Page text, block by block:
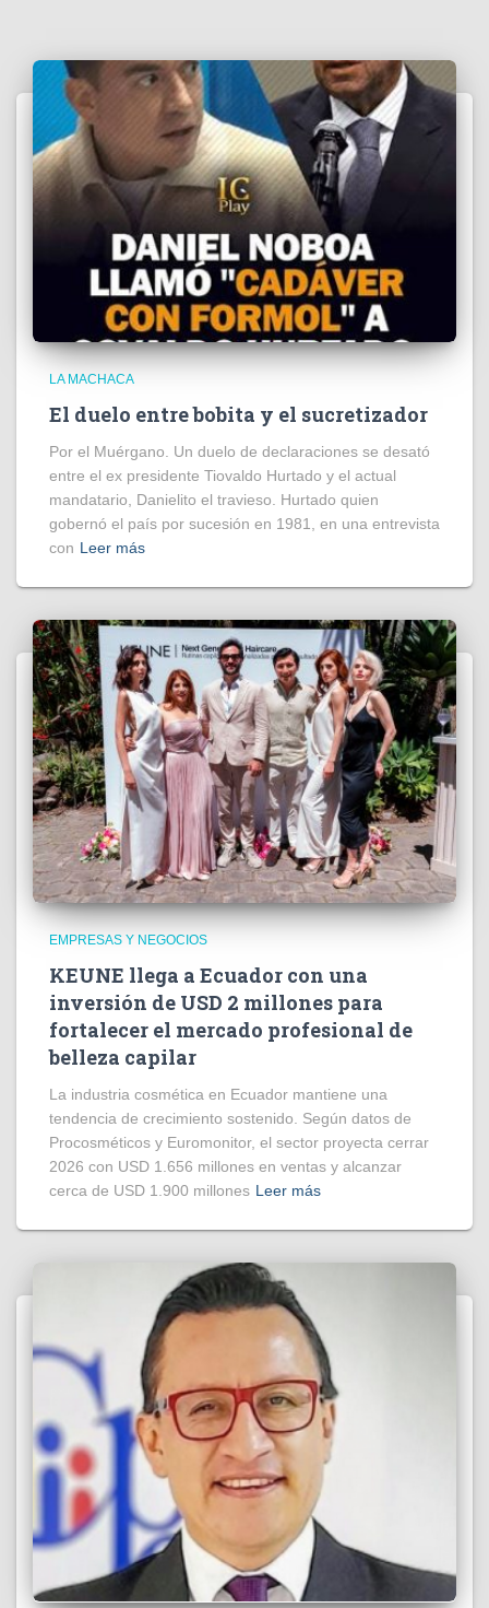
LA MACHACA
El duelo entre bobita y el sucretizador
Por el Muérgano. Un duelo de declaraciones se desató
entre el ex presidente Tiovaldo Hurtado y el actual
mandatario, Danielito el travieso. Hurtado quien
gobernó el país por sucesión en 1981, en una entrevista
con Leer más
EMPRESAS Y NEGOCIOS
KEUNE llega a Ecuador con una
inversión de USD 2 millones para
fortalecer el mercado profesional de
belleza capilar
La industria cosmética en Ecuador mantiene una
tendencia de crecimiento sostenido. Según datos de
Procosméticos y Euromonitor, el sector proyecta cerrar
2026 con USD 1.656 millones en ventas y alcanzar
cerca de USD 1.900 millones Leer más